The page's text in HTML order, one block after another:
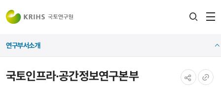
국토인프라·공간정보연구본부
연구부서소개